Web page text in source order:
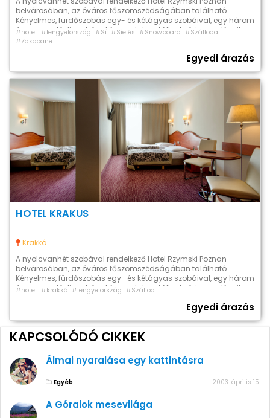
belvárosában, az óváros tőszomszédságában található.
Kényelmes, fürdőszobás egy- és kétágyas szobáival, egy három
ágyas családi szobával és egy lakosztállyal várja vendégeit.
Minden szobában ingyenesen használható vezeték nélküli
hotspottal rendelkező éttermében a büféreggelin kívül lehetőség
#hotel #lengyelország #Sí #Síelés #Snowboard #Szálloda
#Zakopane
Egyedi árazás
HOTEL KRAKUS
Krakkó
A nyolcvanhét szobával rendelkező Hotel Rzymski Poznan
belvárosában, az óváros tőszomszédságában található.
Kényelmes, fürdőszobás egy- és kétágyas szobáival, egy három
ágyas családi szobával és egy lakosztállyal várja vendégeit.
Minden szobában ingyenesen használható vezeték nélküli
internet, műholdas TV, telefon áll a vendégek rendelkezésére. WiFi
van ebéd és vacsora elköltésére […]
#hotel #krakkó #lengyelország #Szállod
Egyedi árazás
KAPCSOLÓDÓ CIKKEK
Álmai nyaralása egy kattintásra
Egyéb 2003. április 15.
A Góralok mesevilága